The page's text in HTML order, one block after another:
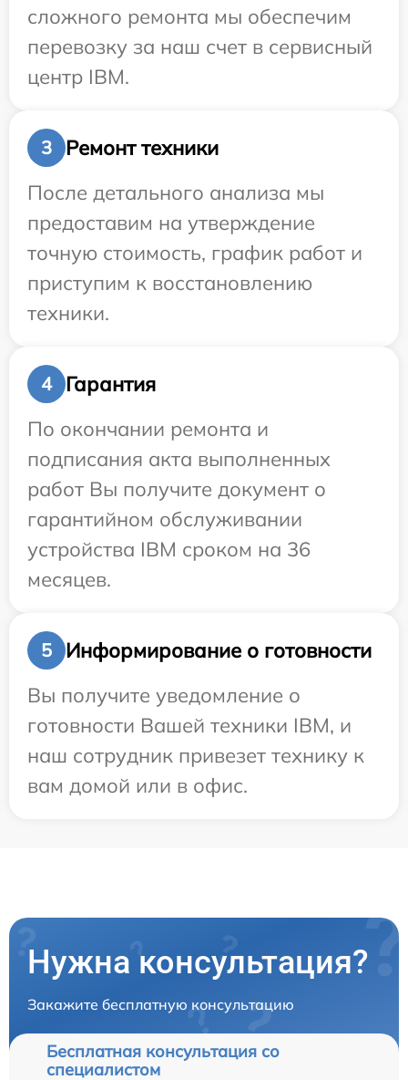
сложного ремонта мы обеспечим
перевозку за наш счет в сервисный
центр IBM.
3
Ремонт техники
После детального анализа мы
предоставим на утверждение
точную стоимость, график работ и
приступим к восстановлению
техники.
4
Гарантия
По окончании ремонта и
подписания акта выполненных
работ Вы получите документ о
гарантийном обслуживании
устройства IBM сроком на 36
месяцев.
5
Информирование о готовности
Вы получите уведомление о
готовности Вашей техники IBM, и
наш сотрудник привезет технику к
вам домой или в офис.
Нужна консультация?
Закажите бесплатную консультацию
Бесплатная консультация со
специалистом